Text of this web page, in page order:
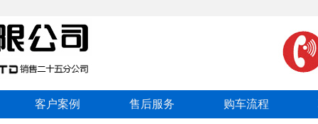
客户案例 售后服务 购车流程